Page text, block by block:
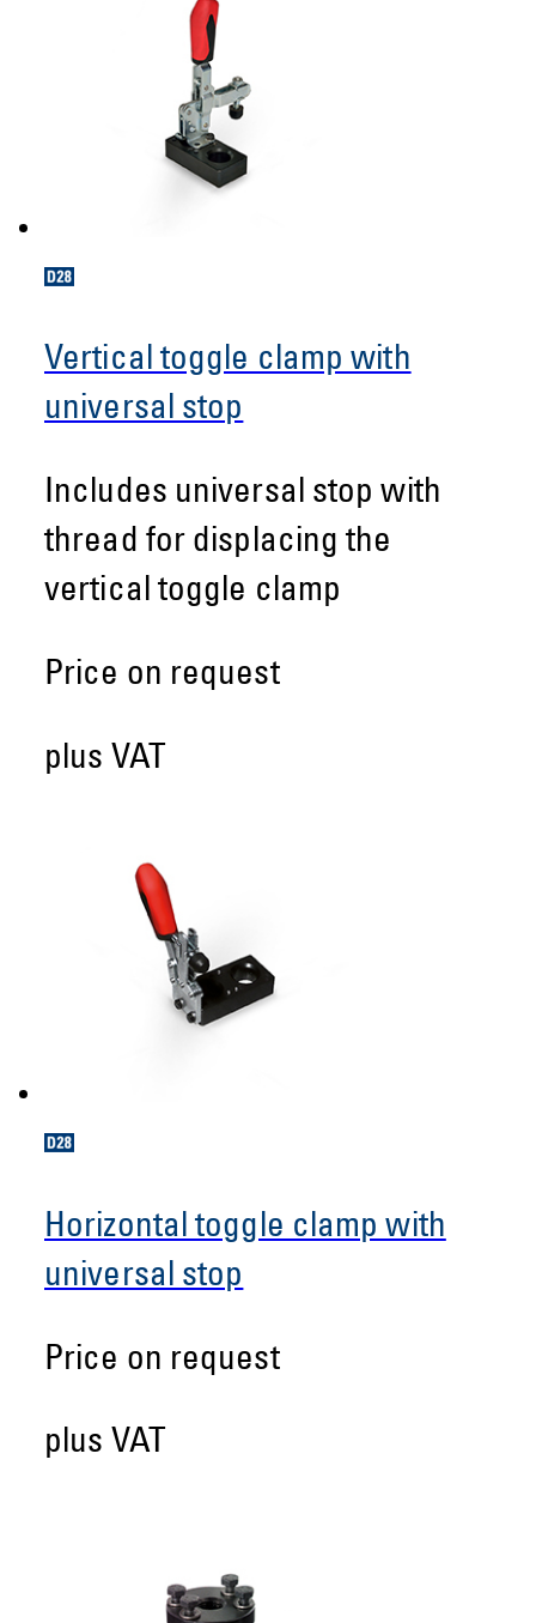
Vertical toggle clamp with
universal stop
Includes universal stop with
thread for displacing the
vertical toggle clamp
Price on request
plus VAT
Horizontal toggle clamp with
universal stop
Price on request
plus VAT